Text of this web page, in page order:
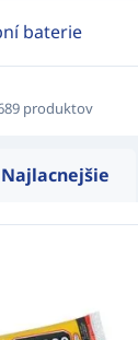
baterie
produktov
Najlacnejšie